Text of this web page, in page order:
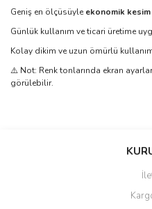
Geniş en ölçüsüyle ekonomik kesim
Günlük kullanım ve ticari üretime
Kolay dikim ve uzun ömürlü
⚠️ Not: Renk tonlarında ekran
görülebilir.
Bu ürüne ilk
Ürün resmi kalitesiz, bozuk